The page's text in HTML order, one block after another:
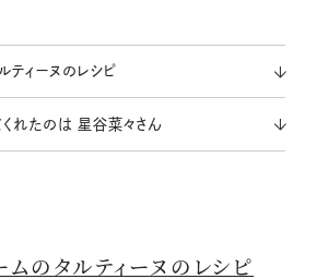
ティーヌのレシピ
れたのは 星谷菜々さん
ムのタルティーヌのレシピ